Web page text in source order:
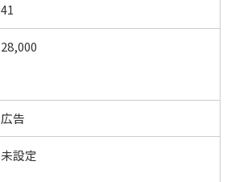
41
28,000
広告
未設定